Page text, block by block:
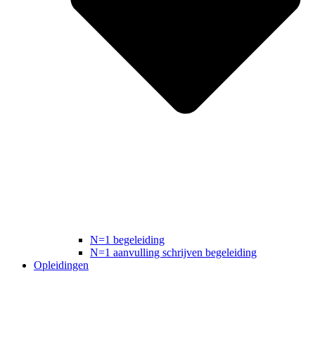
N=1 begeleiding
N=1 aanvulling schrijven begeleiding
Opleidingen